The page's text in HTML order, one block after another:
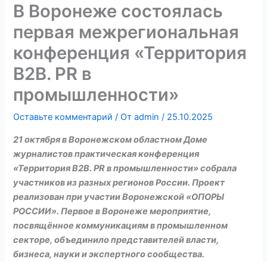
В Воронеже состоялась
первая межрегиональная
конференция «Территория
В2В. PR в
промышленности»
Оставьте комментарий / Отadmin/ 25.10.2025
21 октября в Воронежском областном Доме
журналистов практическая конференция
«Территория B2B. PR в промышленности» собрала
участников из разных регионов России. Проект
реализован при участии Воронежской «ОПОРЫ
РОССИИ». Первое в Воронеже мероприятие,
посвящённое коммуникациям в промышленном
секторе, объединило представителей власти,
бизнеса, науки и экспертного сообщества.